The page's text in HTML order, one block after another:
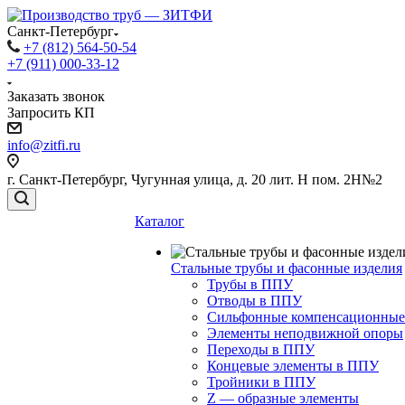
Санкт-Петербург
+7 (812) 564-50-54
+7 (911) 000-33-12
Заказать звонок
Запросить КП
info@zitfi.ru
г. Санкт-Петербург, Чугунная улица, д. 20 лит. Н пом. 2Н№2
Каталог
Стальные трубы и фасонные изделия
Трубы в ППУ
Отводы в ППУ
Сильфонные
Элементы неподвижной опоры
Переходы в ППУ
Концевые элементы в ППУ
Тройники в ППУ
Z — образные элементы